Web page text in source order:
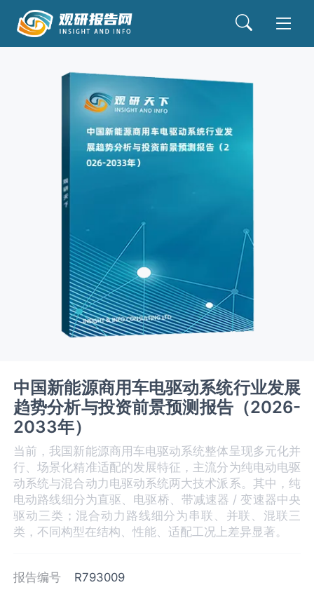
中国新能源商用车电驱动系统行业发展
趋势分析与投资前景预测报告（2026-
2033年）
当前，我国新能源商用车电驱动系统整体呈现多元化并
行、场景化精准适配的发展特征，主流分为纯电动电驱
动系统与混合动力电驱动系统两大技术派系。其中，纯
电动路线细分为直驱、电驱桥、带减速器 / 变速器中央
驱动三类；混合动力路线细分为串联、并联、混联三
类，不同构型在结构、性能、适配工况上差异显著。
报告编号 R793009